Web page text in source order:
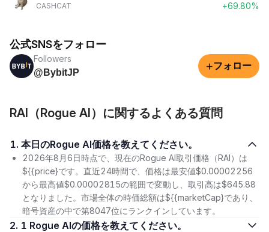
CASHCAT
+69.80%
公式SNSをフォロー
Followers
@BybitJP
+フォロー
RAI（Rogue AI）に関するよくある質問
1. 本日のRogue AI価格を教えてください。
2026年8月6日時点で、現在のRogue AI取引価格（RAI）は
${{price}です。直近24時間で、価格は最安値$0.00002256
から最高値$0.00002815の範囲で変動し、取引高は$645.88
となりました。市場全体の時価総額は${{marketCap}であり、
暗号資産の中で第8047位にランクインしています。
2. 1 Rogue AIの価格を教えてください。